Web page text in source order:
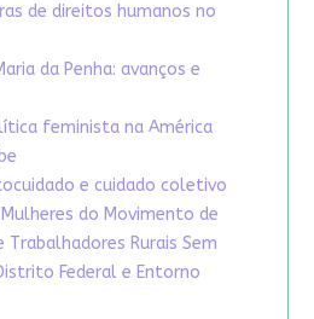
de direitos humanos no
da Penha: avanços e
feminista na América
e cuidado coletivo
Mulheres do Movimento de
Trabalhadores Rurais Sem
Federal e Entorno